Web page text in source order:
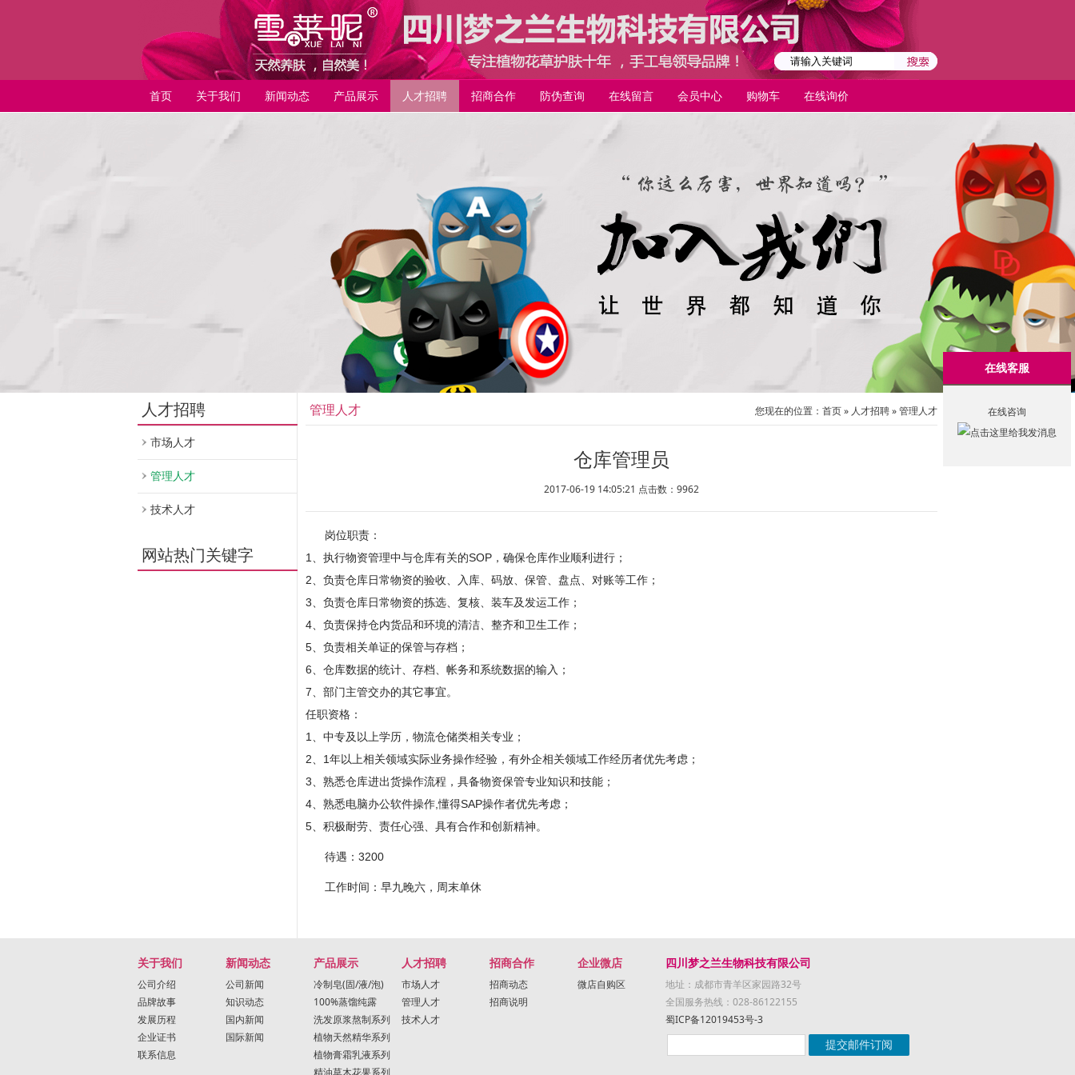
首页 关于我们 新闻动态 产品展示 人才招聘 招商合作 防伪查询 在线留言 会员中心 购物车 在线询价
人才招聘
市场人才
管理人才
技术人才
网站热门关键字
管理人才 您现在的位置： 首页» 人才招聘»管理人才
仓库管理员
2017-06-19 14:05:21 点击数： 9962
岗位职责：
1、执行物资管理中与仓库有关的SOP，确保仓库作业顺利进行；
2、负责仓库日常物资的验收、入库、码放、保管、盘点、对账等工作；
3、负责仓库日常物资的拣选、复核、装车及发运工作；
4、负责保持仓内货品和环境的清洁、整齐和卫生工作；
5、负责相关单证的保管与存档；
6、仓库数据的统计、存档、帐务和系统数据的输入；
7、部门主管交办的其它事宜。
任职资格：
1、中专及以上学历，物流仓储类相关专业；
2、1年以上相关领域实际业务操作经验，有外企相关领域工作经历者优先考虑；
3、熟悉仓库进出货操作流程，具备物资保管专业知识和技能；
4、熟悉电脑办公软件操作,懂得SAP操作者优先考虑；
5、积极耐劳、责任心强、具有合作和创新精神。
待遇：3200
工作时间：早九晚六，周末单休
关于我们
公司介绍
品牌故事
发展历程
企业证书
联系信息
新闻动态
公司新闻
知识动态
国内新闻
国际新闻
产品展示
冷制皂(固/液/泡)
100%蒸馏纯露
洗发原浆熬制系列
植物天然精华系列
植物膏霜乳液系列
人才招聘
市场人才
管理人才
技术人才
招商合作
招商动态
招商说明
企业微店
微店自购区
四川梦之兰生物科技有限公司
地址：成都市青羊区家园路32号
全国服务热线：028-86122155
蜀ICP备12019453号-3
在线客服
在线咨询